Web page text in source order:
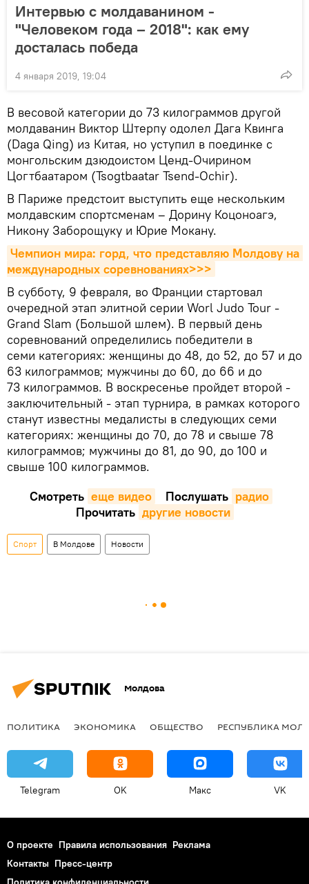
Интервью с молдаванином -
"Человеком года – 2018": как ему
досталась победа
4 января 2019, 19:04
В весовой категории до 73 килограммов другой
молдаванин Виктор Штерпу одолел Дага Квинга
(Daga Qing) из Китая, но уступил в поединке с
монгольским дзюдоистом Ценд-Очирином
Цогтбаатаром (Tsogtbaatar Tsend-Ochir).
В Париже предстоит выступить еще нескольким
молдавским спортсменам – Дорину Коцоноагэ,
Никону Заборощуку и Юрие Мокану.
Чемпион мира: горд, что представляю Молдову на
международных соревнованиях>>>
В субботу, 9 февраля, во Франции стартовал
очередной этап элитной серии Worl Judo Tour -
Grand Slam (Большой шлем). В первый день
соревнований определились победители в
семи категориях: женщины до 48, до 52, до 57 и до
63 килограммов; мужчины до 60, до 66 и до
73 килограммов. В воскресенье пройдет второй -
заключительный - этап турнира, в рамках которого
станут известны медалисты в следующих семи
категориях: женщины до 70, до 78 и свыше 78
килограммов; мужчины до 81, до 90, до 100 и
свыше 100 килограммов.
Смотреть еще видео Послушать радио
Прочитать другие новости
Спорт В Молдове Новости
Молдова
ПОЛИТИКА ЭКОНОМИКА ОБЩЕСТВО РЕСПУБЛИКА
Telegram OK Макс VK
О проекте Правила использования Реклама
Контакты Пресс-центр